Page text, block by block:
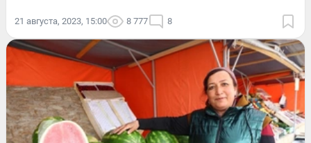
21 августа, 2023, 15:00 8 777 8